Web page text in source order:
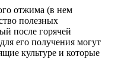
отжима (в нем
полезных
после горячей
его получения могут
культуре и которые